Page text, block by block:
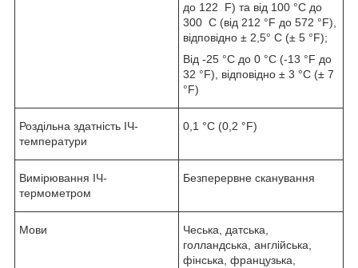
до 122 F) та від 100 °C до
300 C (від 212 °F до 572 °F),
відповідно ± 2,5° C (± 5 °F);
Від -25 °C до 0 °C (-13 °F до
32 °F), відповідно ± 3 °C (± 7
°F)
Роздільна здатність ІЧ-
температури
0,1 °C (0,2 °F)
Вимірювання ІЧ-
термометром
Безперервне сканування
Мови
Чеська, датська,
голландська, англійська,
фінська, французька,